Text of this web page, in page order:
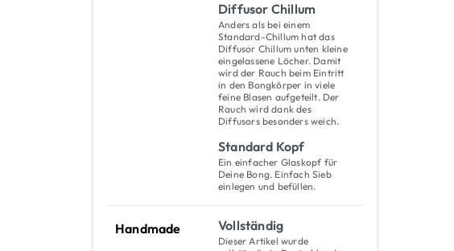
Diffusor Chillum
Anders als bei einem
Standard-Chillum hat das
Diffusor Chillum unten kleine
eingelassene Löcher. Damit
wird der Rauch beim Eintritt
in den Bongkörper in viele
feine Blasen aufgeteilt. Der
Rauch wird dank des
Diffusors besonders weich.
Standard Kopf
Ein einfacher Glaskopf für
Deine Bong. Einfach Sieb
einlegen und befüllen.
Handmade Vollständig
Dieser Artikel wurde